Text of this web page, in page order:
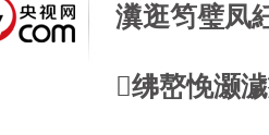
瀵逛笉璧凤
绋嶅悗灏